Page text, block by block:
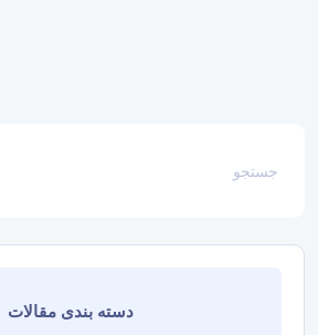
دسته بندی مقالات